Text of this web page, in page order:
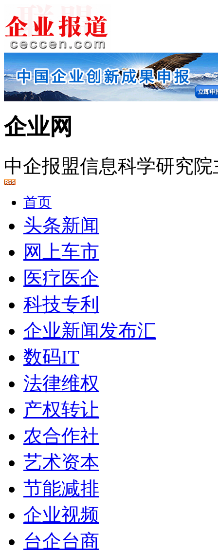
企业网
中企报盟信息科学研究院
首页
头条新闻
网上车市
医疗医企
科技专利
企业新闻发布汇
数码IT
法律维权
产权转让
农合作社
艺术资本
节能减排
企业视频
台企台商